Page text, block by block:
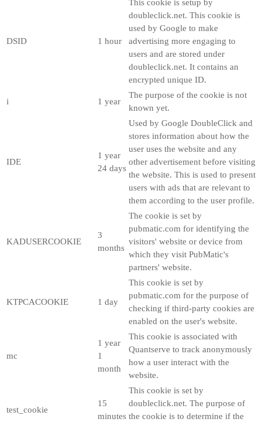
DSID 1 hour
This cookie is setup by
doubleclick.net. This cookie is
used by Google to make
advertising more engaging to
users and are stored under
doubleclick.net. It contains an
encrypted unique ID.
i 1 year
The purpose of the cookie is not
known yet.
IDE
1 year
24 days
Used by Google DoubleClick and
stores information about how the
user uses the website and any
other advertisement before visiting
the website. This is used to present
users with ads that are relevant to
them according to the user profile.
KADUSERCOOKIE
3
months
The cookie is set by
pubmatic.com for identifying the
visitors' website or device from
which they visit PubMatic's
partners' website.
KTPCACOOKIE 1 day
This cookie is set by
pubmatic.com for the purpose of
checking if third-party cookies are
enabled on the user's website.
mc
1 year
1
month
This cookie is associated with
Quantserve to track anonymously
how a user interact with the
website.
test_cookie
15
minutes
This cookie is set by
doubleclick.net. The purpose of
the cookie is to determine if the